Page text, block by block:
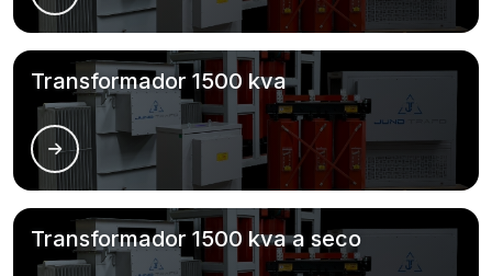
Transformador 1500 kva
Transformador 1500 kva a seco